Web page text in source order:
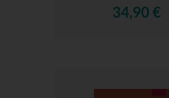
34,90 €